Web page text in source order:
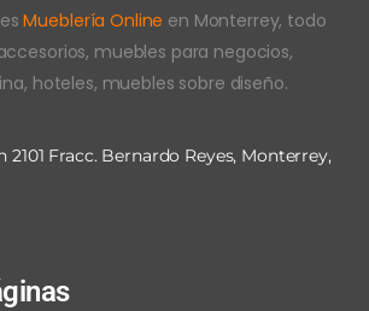
Mueblería Online en Monterrey, todo
muebles para negocios,
hoteles, muebles sobre diseño.
2101 Fracc. Bernardo Reyes, Monterrey,